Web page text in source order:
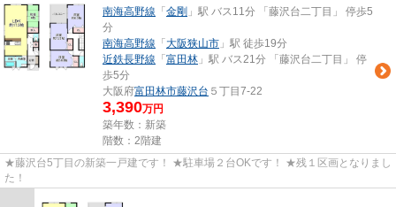
南海高野線 「 金剛 」駅 バス11分 「藤沢台二丁目」 停歩5
分
南海高野線 「 大阪狭山市 」駅 徒歩19分
近鉄長野線 「 富田林 」駅 バス21分 「藤沢台二丁目」 停
歩5分
大阪府富田林市藤沢台 ５丁目7-22
3,390万円
築年数：新築
階数：2階建
★藤沢台5丁目の新築一戸建です！ ★駐車場２台OKです！ ★残１区画となりまし
た！